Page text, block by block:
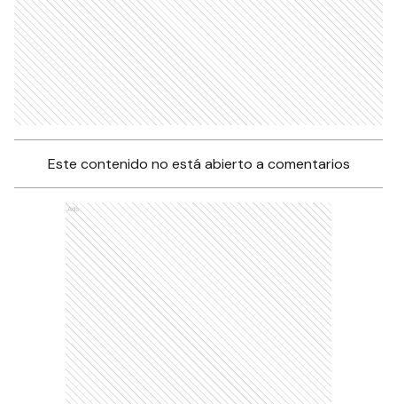
Este contenido no está abierto a comentarios
Ads